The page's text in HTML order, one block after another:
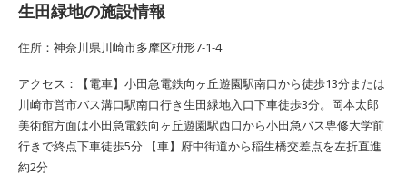
生田緑地の施設情報
住所：神奈川県川崎市多摩区枡形7-1-4
アクセス：【電車】小田急電鉄向ヶ丘遊園駅南口から徒歩13分または
川崎市営市バス溝口駅南口行き生田緑地入口下車徒歩3分。岡本太郎
美術館方面は小田急電鉄向ヶ丘遊園駅西口から小田急バス専修大学前
行きで終点下車徒歩5分 【車】府中街道から稲生橋交差点を左折直進
約2分